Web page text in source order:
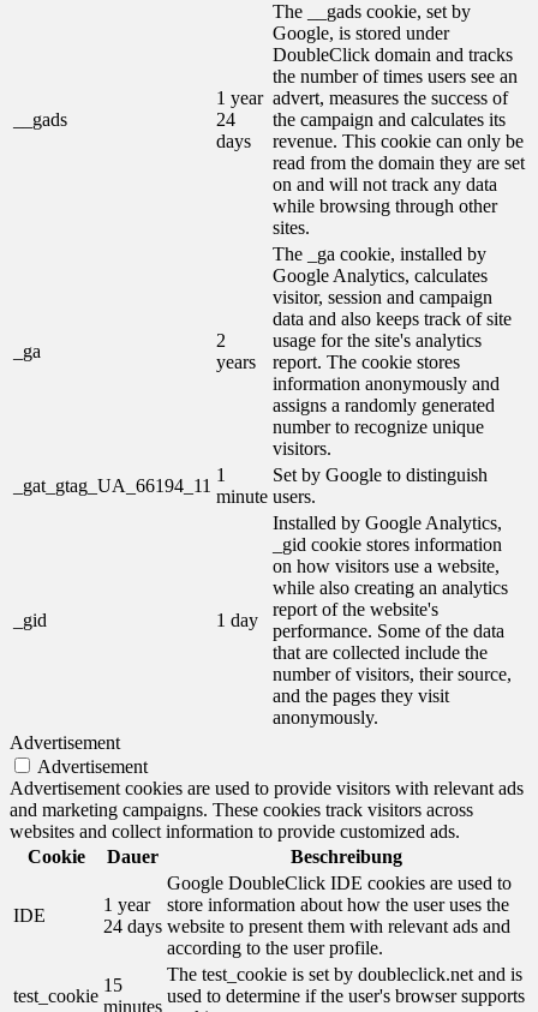
__gads
1 year
24
days
The __gads cookie, set by
Google, is stored under
DoubleClick domain and tracks
the number of times users see an
advert, measures the success of
the campaign and calculates its
revenue. This cookie can only be
read from the domain they are set
on and will not track any data
while browsing through other
sites.
_ga
2
years
The _ga cookie, installed by
Google Analytics, calculates
visitor, session and campaign
data and also keeps track of site
usage for the site's analytics
report. The cookie stores
information anonymously and
assigns a randomly generated
number to recognize unique
visitors.
_gat_gtag_UA_66194_11
1
minute
Set by Google to distinguish
users.
_gid 1 day
Installed by Google Analytics,
_gid cookie stores information
on how visitors use a website,
while also creating an analytics
report of the website's
performance. Some of the data
that are collected include the
number of visitors, their source,
and the pages they visit
anonymously.
Advertisement
Advertisement
Advertisement cookies are used to provide visitors with relevant ads
and marketing campaigns. These cookies track visitors across
websites and collect information to provide customized ads.
Cookie
Dauer Beschreibung
IDE
1 year
24 days
Google DoubleClick IDE cookies are used to
store information about how the user uses the
website to present them with relevant ads and
according to the user profile.
test_cookie
15
minutes
The test_cookie is set by doubleclick.net and is
used to determine if the user's browser supports